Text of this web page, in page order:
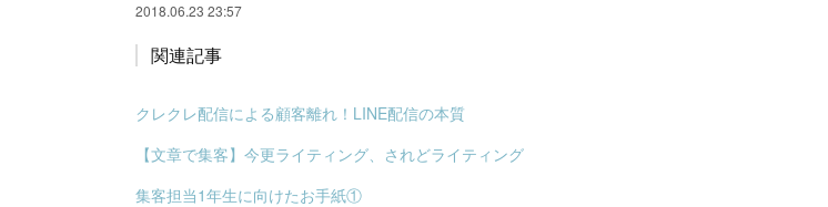
2018.06.23 23:57
関連記事
クレクレ配信による顧客離れ！LINE配信の本質
【文章で集客】今更ライティング、されどライティング
集客担当1年生に向けたお手紙①